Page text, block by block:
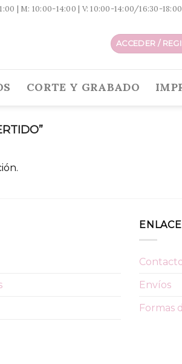
| M: 10:00-14:00 | V: 10:00-14:00/16:30-18:00
ACCEDER /
CORTE Y GRABADO
Envíos
Formas